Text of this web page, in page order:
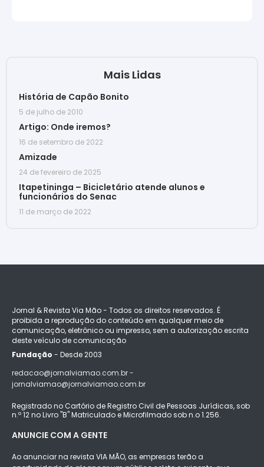
Mais Lidas
História de Capão Bonito
5 de julho de 2010
Artigo: Onde iremos?
16 de setembro de 2022
Amizade
24 de fevereiro de 2025
Itapetininga – Bicicletário atende alunos e
funcionários do Senac
11 de março de 2022
Jornal & Revista Via Mão - Todos os direitos reservados. É
proibida a reprodução do conteúdo em qualquer meio de
comunicação, eletrônico ou impresso, sem a autorização escrita
deste veículo de comunicação
Fundação - Desde 2003
redacao@jornalviamao.com.br -
jornalviamao@jornalviamao.com.br
Registrado no Cartório de Registro Civil de Pessoas Jurídicas, sob
n.º 12 no Livro "B" Matriculado e Microfilmado sob n.o 1.256.
ANUNCIE COM A GENTE
Ao anunciar na revista VIA MÃO, as empresas terão a